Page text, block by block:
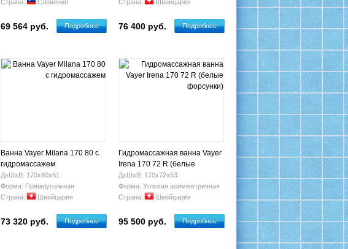
Страна:
Словения
69 564 руб. Подробнее
Страна:
Швейцария
76 400 руб. Подробнее
Ванна Vayer Milana 170 80 с
гидромассажем
ДхШхВ: 170х80х61
Форма: Прямоугольная
Страна:
Швейцария
73 320 руб. Подробнее
Гидромассажная ванна Vayer
Irena 170 72 R (белые
форсунки)
ДхШхВ: 170х72х53
Форма: Угловая асимметричная
Страна:
Швейцария
95 500 руб. Подробнее